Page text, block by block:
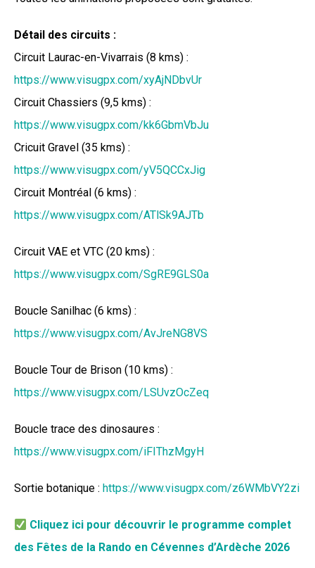
Détail des circuits :
Circuit Laurac-en-Vivarrais (8 kms) :
https://www.visugpx.com/xyAjNDbvUr
Circuit Chassiers (9,5 kms) :
https://www.visugpx.com/kk6GbmVbJu
Cricuit Gravel (35 kms) :
https://www.visugpx.com/yV5QCCxJig
Circuit Montréal (6 kms) :
https://www.visugpx.com/ATlSk9AJTb
Circuit VAE et VTC (20 kms) :
https://www.visugpx.com/SgRE9GLS0a
Boucle Sanilhac (6 kms) :
https://www.visugpx.com/AvJreNG8VS
Boucle Tour de Brison (10 kms) :
https://www.visugpx.com/LSUvzOcZeq
Boucle trace des dinosaures :
https://www.visugpx.com/iFIThzMgyH
Sortie botanique : https://www.visugpx.com/z6WMbVY2zi
Cliquez ici pour découvrir le programme complet
des Fêtes de la Rando en Cévennes d’Ardèche 2026